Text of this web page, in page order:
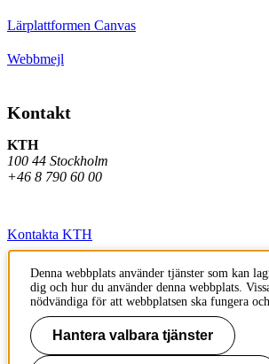
Lärplattformen Canvas
Webbmejl
Kontakt
KTH
100 44 Stockholm
+46 8 790 60 00
Kontakta KTH
Jobba på KTH
Press och media
Faktura och betalning KTH
Denna webbplats använder tjänster som kan
dig och hur du använder denna webbplats.
nödvändiga för att webbplatsen ska fungera
Hantera valbara tjänster